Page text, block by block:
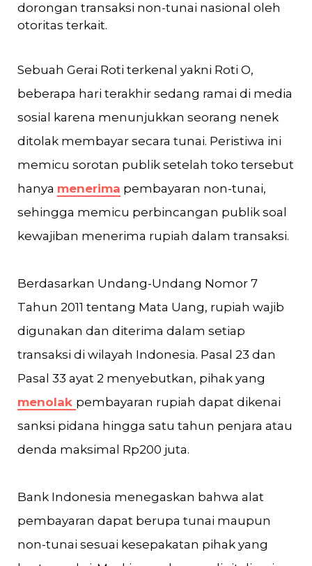
dorongan transaksi non-tunai nasional oleh
otoritas terkait.
Sebuah Gerai Roti terkenal yakni Roti O,
beberapa hari terakhir sedang ramai di media
sosial karena menunjukkan seorang nenek
ditolak membayar secara tunai. Peristiwa ini
memicu sorotan publik setelah toko tersebut
hanya menerima pembayaran non-tunai,
sehingga memicu perbincangan publik soal
kewajiban menerima rupiah dalam transaksi.
Berdasarkan Undang-Undang Nomor 7
Tahun 2011 tentang Mata Uang, rupiah wajib
digunakan dan diterima dalam setiap
transaksi di wilayah Indonesia. Pasal 23 dan
Pasal 33 ayat 2 menyebutkan, pihak yang
menolak pembayaran rupiah dapat dikenai
sanksi pidana hingga satu tahun penjara atau
denda maksimal Rp200 juta.
Bank Indonesia menegaskan bahwa alat
pembayaran dapat berupa tunai maupun
non-tunai sesuai kesepakatan pihak yang